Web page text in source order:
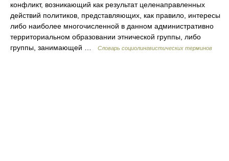
конфликт, возникающий как результат целенаправленных
действий политиков, представляющих, как правило, интересы
либо наиболее многочисленной в данном административно
территориальном образовании этнической группы, либо
группы, занимающей …
Словарь социолингвистических терминов